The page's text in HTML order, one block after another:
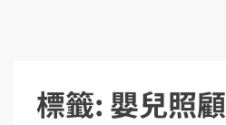
標籤: 嬰兒照顧